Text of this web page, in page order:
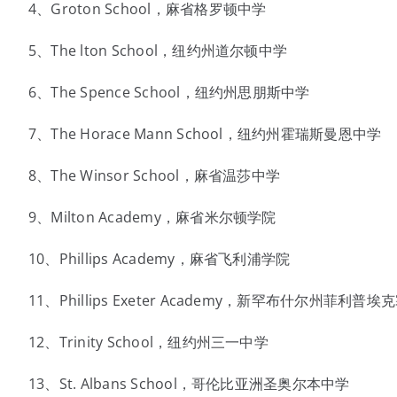
4、Groton School，麻省格罗顿中学
5、The lton School，纽约州道尔顿中学
6、The Spence School，纽约州思朋斯中学
7、The Horace Mann School，纽约州霍瑞斯曼恩中学
8、The Winsor School，麻省温莎中学
9、Milton Academy，麻省米尔顿学院
10、Phillips Academy，麻省飞利浦学院
11、Phillips Exeter Academy，新罕布什尔州菲利普埃
12、Trinity School，纽约州三一中学
13、St. Albans School，哥伦比亚洲圣奥尔本中学